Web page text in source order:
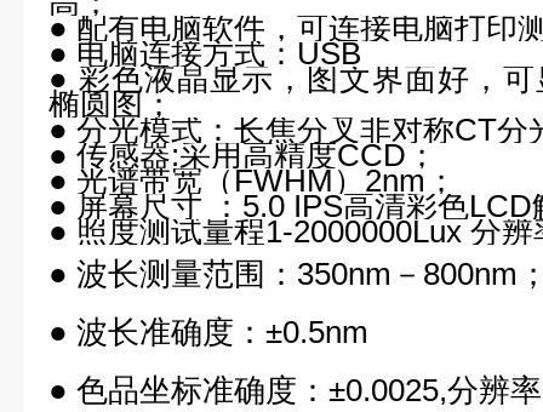
● 配有电脑软件，可连接电脑打印
● 电脑连接方式：USB
● 彩色液晶显示，图文界面好，
椭圆图；
● 分光模式：长焦分叉非对称CT分
● 传感器:采用高精度CCD；
● 光谱带宽（FWHM）2nm；
● 屏幕尺寸 ：5.0 IPS高清彩色LCD
● 照度测试量程1-2000000Lux 分辨
● 波长测量范围：350nm－800nm
● 波长准确度：±0.5nm
● 色品坐标准确度：±0.0025,分辨